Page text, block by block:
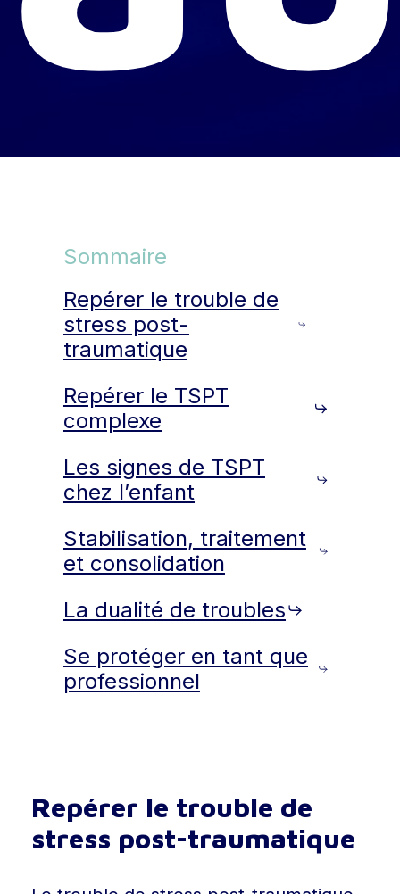
Sommaire
Repérer le trouble de
stress post-
traumatique
Repérer le TSPT
complexe
Les signes de TSPT
chez l’enfant
Stabilisation, traitement
et consolidation
La dualité de troubles
Se protéger en tant que
professionnel
Repérer le trouble de
stress post-traumatique